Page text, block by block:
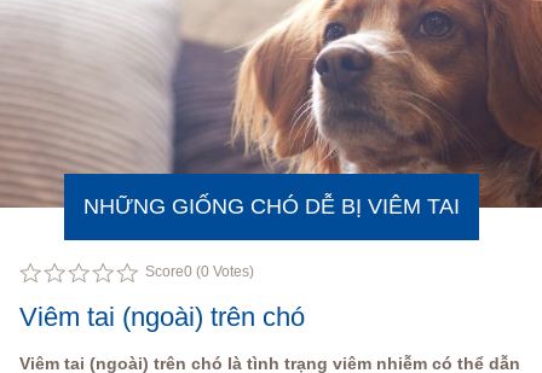
NHỮNG GIỐNG CHÓ DỄ BỊ VIÊM TAI
Score0 (0 Votes)
Viêm tai (ngoài) trên chó
Viêm tai (ngoài) trên chó là tình trạng viêm nhiễm có thể dẫn